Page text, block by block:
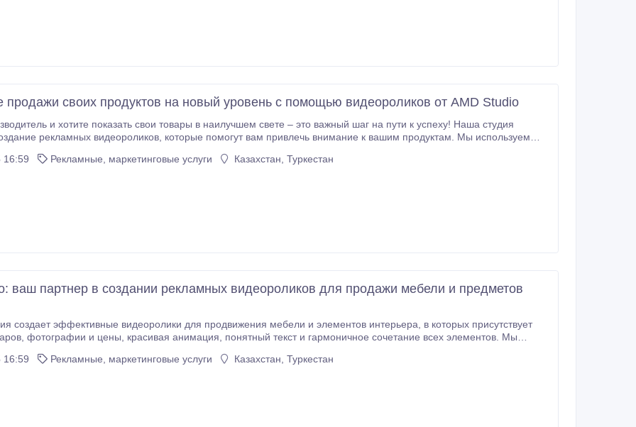
продажи своих продуктов на новый уровень с помощью видеороликов от AMD Studio
и хотите показать свои товары в наилучшем свете – это важный шаг на пути к успеху! Наша студия
которые помогут вам привлечь внимание к вашим продуктам. Мы используем
16:59
Рекламные, маркетинговые услуги Казахстан, Туркестан
ваш партнер в создании рекламных видеороликов для продажи мебели и предметов
эффективные видеоролики для продвижения мебели и элементов интерьера, в которых присутствует
всех элементов. Мы
16:59
Рекламные, маркетинговые услуги Казахстан, Туркестан